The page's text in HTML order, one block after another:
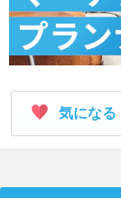
気になる